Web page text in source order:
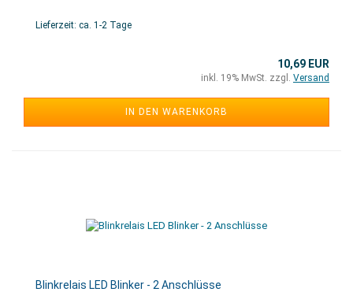
Lieferzeit: ca. 1-2 Tage
10,69 EUR
inkl. 19% MwSt. zzgl. Versand
IN DEN WARENKORB
Blinkrelais LED Blinker - 2 Anschlüsse